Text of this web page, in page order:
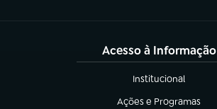
Acesso à Informação
Institucional
(abre em nova aba)
Ações e Programas
(abre em nova aba)